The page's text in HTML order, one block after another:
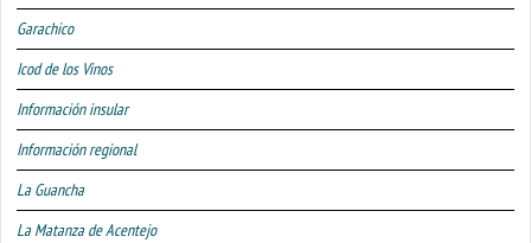
Garachico
Icod de los Vinos
Información insular
Información regional
La Guancha
La Matanza de Acentejo